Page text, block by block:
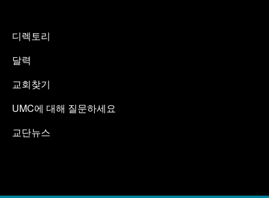
디렉토리
달력
교회찾기
UMC에 대해 질문하세요
교단뉴스